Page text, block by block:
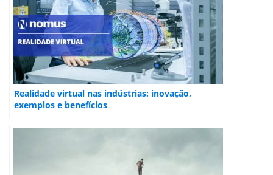
Realidade virtual nas indústrias: inovação,
exemplos e benefícios